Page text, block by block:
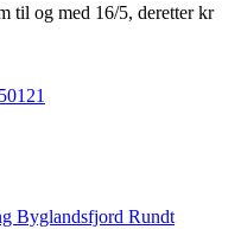
til og med 16/5, deretter kr
Byglandsfjord Rundt